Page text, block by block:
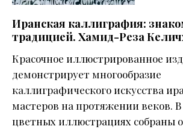
Иранская каллиграфия:
традицией. Хамид-Реза
Красочное иллюстрированное
демонстрирует многообразие
каллиграфического искусства
мастеров на протяжении веков.
цветных иллюстрациях собраны